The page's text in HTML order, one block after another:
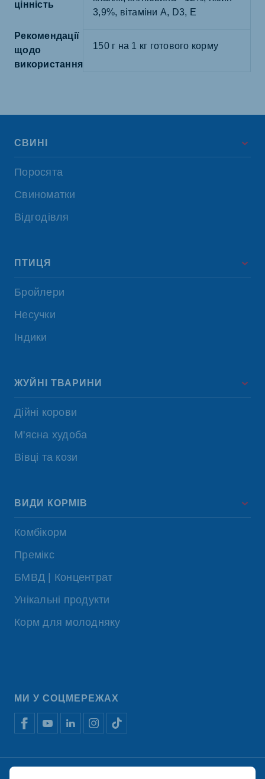
цінність
3,9%, вітаміни A, D3, E
Рекомендації
щодо
використання
150 г на 1 кг готового корму
СВИНІ
Поросята
Свиноматки
Відгодівля
ПТИЦЯ
Бройлери
Несучки
Індики
ЖУЙНІ ТВАРИНИ
Дійні корови
М'ясна худоба
Вівці та кози
ВИДИ КОРМІВ
Комбікорм
Премікс
БМВД | Концентрат
Унікальні продукти
Корм для молодняку
МИ У СОЦМЕРЕЖАХ